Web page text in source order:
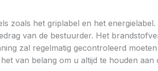
zoals het griplabel en het
van de bestuurder. Het
zal regelmatig gecontroleerd
van belang om u altijd te houden